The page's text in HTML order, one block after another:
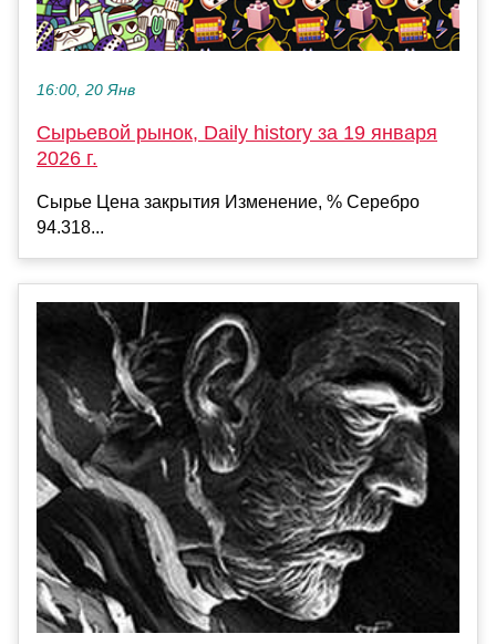
16:00, 20 Янв
Сырьевой рынок, Daily history за 19 января
2026 г.
Сырье Цена закрытия Изменение, % Серебро
94.318...